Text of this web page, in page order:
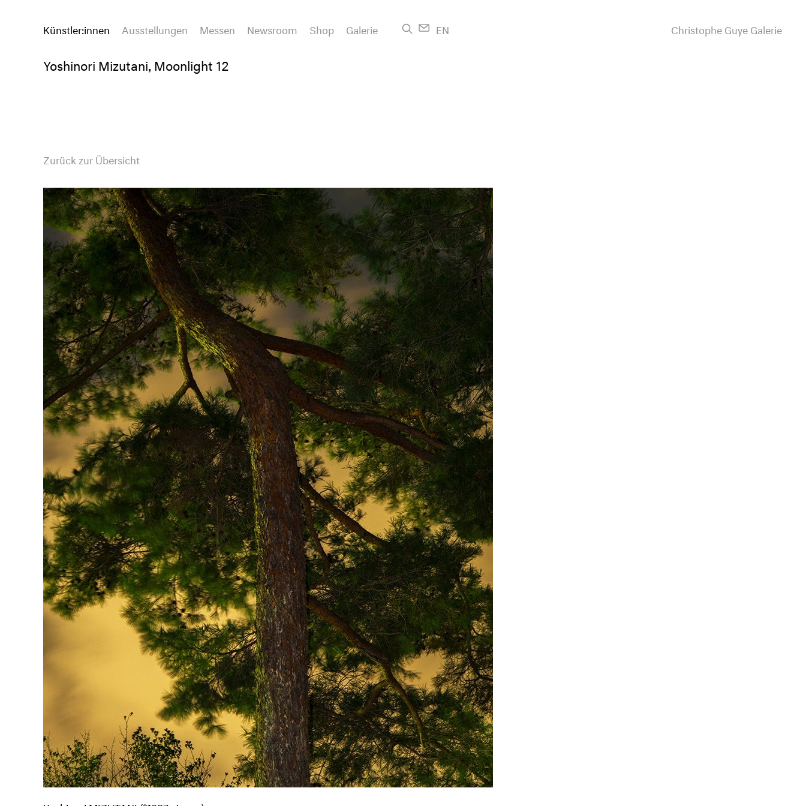
Christophe Guye Galerie
Künstler:innen Ausstellungen Messen Newsroom Shop Galerie EN
Yoshinori Mizutani, Moonlight 12
Zurück zur Übersicht